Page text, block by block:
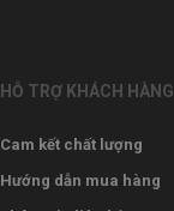
HỖ TRỢ KHÁCH HÀNG
Cam kết chất lượng
Hướng dẫn mua hàng